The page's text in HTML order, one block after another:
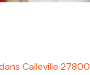
Calleville 27800